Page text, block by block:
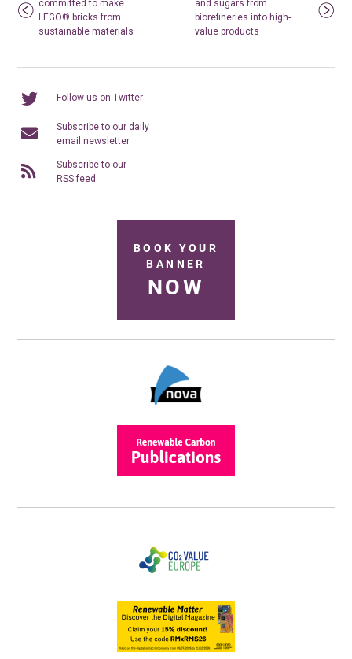
committed to make
LEGO® bricks from
sustainable materials
and sugars from
biorefineries into high-
value products
Follow us on Twitter
Subscribe to our daily
email newsletter
Subscribe to our
RSS feed
BOOK YOUR
BANNER
NOW